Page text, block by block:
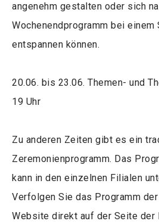
angenehm gestalten oder sich
Wochenendprogramm bei einem
entspannen können.
20.06. bis 23.06. Themen- und
19 Uhr
Zu anderen Zeiten gibt es ein
Zeremonienprogramm. Das
kann in den einzelnen Filialen
Verfolgen Sie das Programm
Website direkt auf der Seite der